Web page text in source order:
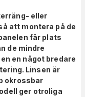
eller
att montera på de
får plats
de mindre
en något bredare
Linsen är
okrossbar
ger otroliga